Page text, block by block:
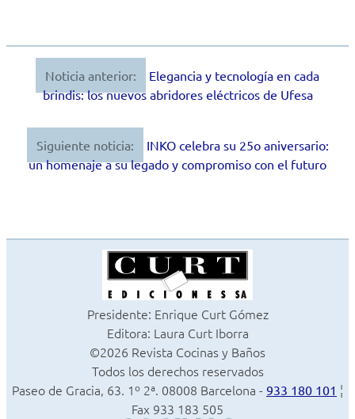
Navegación
entradas
Noticia anterior:
Elegancia y tecnología en cada
brindis: los nuevos abridores eléctricos de Ufesa
Siguiente noticia:
INKO celebra su 25o aniversario:
un homenaje a su legado y compromiso con el futuro
Presidente: Enrique Curt Gómez
Editora: Laura Curt Iborra
©2026 Revista Cocinas y Baños
Todos los derechos reservados
Paseo de Gracia, 63. 1º 2ª. 08008 Barcelona - 933 180 101 ¦
Fax 933 183 505